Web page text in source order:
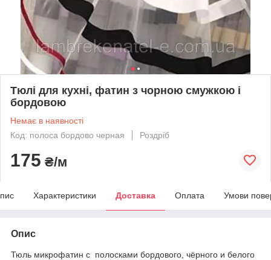
Тюлі для кухні, фатин з чорною смужкою і
бордовою
Немає в наявності
Код: полоса бордово черная
Роздріб
175 ₴/м
Характеристики Доставка Оплата Умови
Опис
Тюль микрофатин с полосками бордового, чёрного и белого